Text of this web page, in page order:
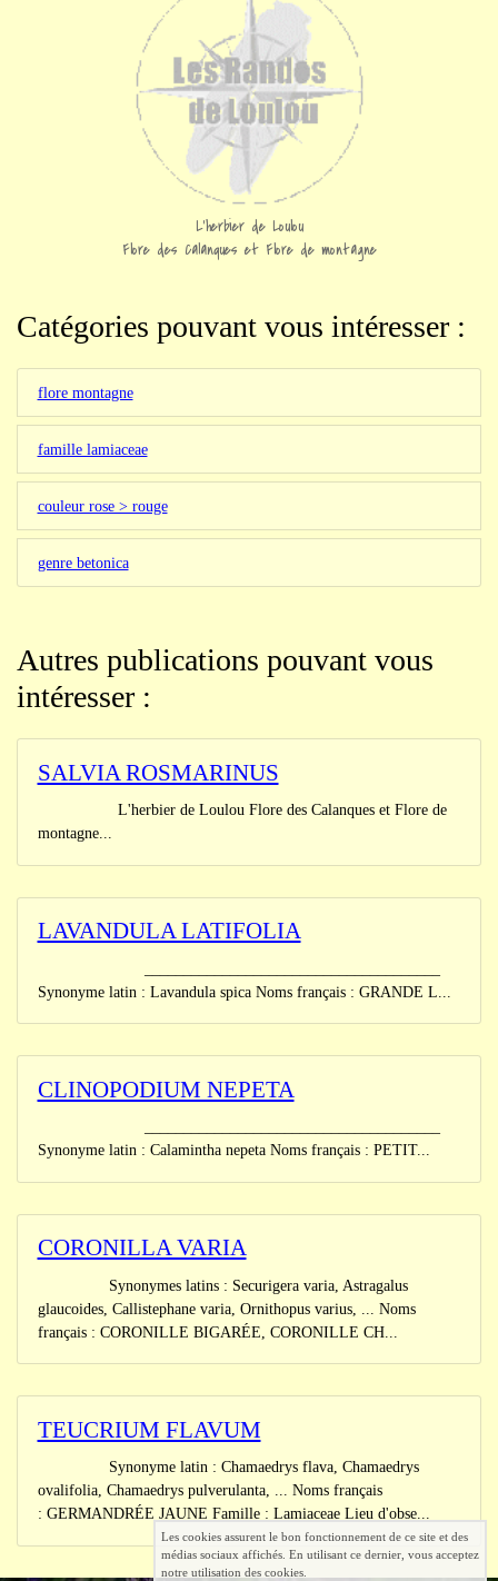
L'herbier de Loulou
Flore des Calanques et Flore de montagne
Catégories pouvant vous intéresser :
flore montagne
famille lamiaceae
couleur rose > rouge
genre betonica
Autres publications pouvant vous
intéresser :
SALVIA ROSMARINUS
L'herbier de Loulou Flore des Calanques et Flore de
montagne...
LAVANDULA LATIFOLIA
Synonyme latin : Lavandula spica Noms français : GRANDE L...
CLINOPODIUM NEPETA
Synonyme latin : Calamintha nepeta Noms français : PETIT...
CORONILLA VARIA
Synonymes latins : Securigera varia, Astragalus
glaucoides, Callistephane varia, Ornithopus varius, ... Noms
français : CORONILLE BIGARÉE, CORONILLE CH...
TEUCRIUM FLAVUM
Synonyme latin : Chamaedrys flava, Chamaedrys
ovalifolia, Chamaedrys pulverulanta, ... Noms français
: GERMANDRÉE JAUNE Famille : Lamiaceae Lieu d'obse...
Les cookies assurent le bon fonctionnement de ce site et des
médias sociaux affichés. En utilisant ce dernier, vous acceptez
notre utilisation des cookies.